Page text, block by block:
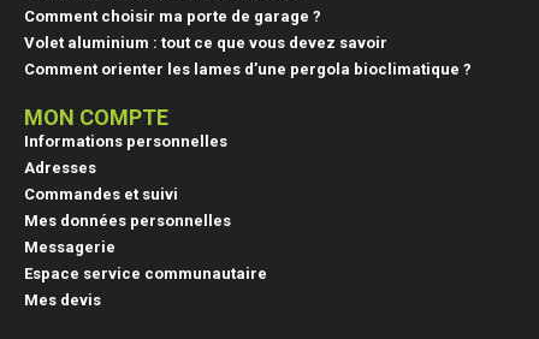
Comment choisir ma porte de garage ?
Volet aluminium : tout ce que vous devez savoir
Comment orienter les lames d’une pergola bioclimatique ?
MON COMPTE
Informations personnelles
Adresses
Commandes et suivi
Mes données personnelles
Messagerie
Espace service communautaire
Mes devis